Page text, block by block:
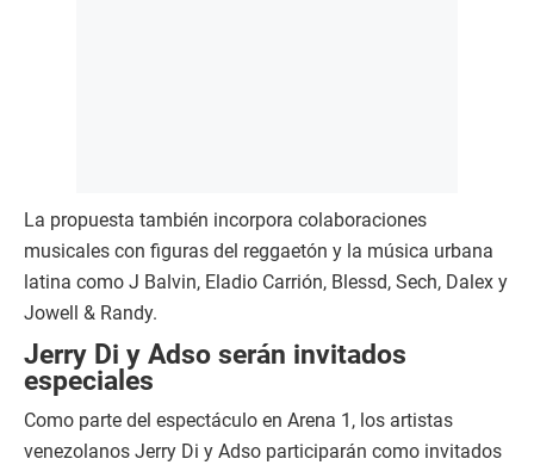
La propuesta también incorpora colaboraciones
musicales con figuras del reggaetón y la música urbana
latina como J Balvin, Eladio Carrión, Blessd, Sech, Dalex y
Jowell & Randy.
Jerry Di y Adso serán invitados
especiales
Como parte del espectáculo en Arena 1, los artistas
venezolanos Jerry Di y Adso participarán como invitados